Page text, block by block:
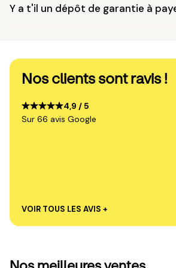
Y a t'il un dépôt de garantie à
Nos clients sont ravis !
4,9 / 5
Sur 66 avis Google
VOIR TOUS LES AVIS +